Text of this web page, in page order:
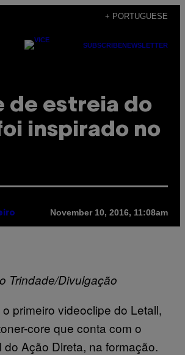
+ PORTUGUESE
SUBSCRIBENEWSLETTER
de estreia do
inspirado no
November 10, 2016, 11:08am
Trindade/Divulgação
o primeiro videoclipe do Letall,
core que conta com o
do Ação Direta, na formação.